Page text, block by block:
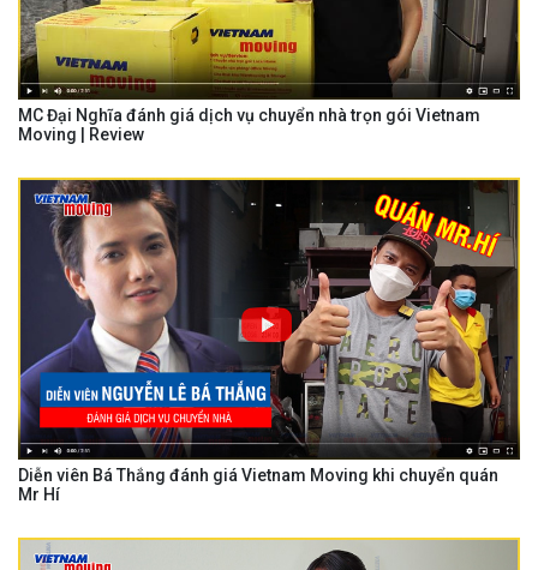
MC Đại Nghĩa đánh giá dịch vụ chuyển nhà trọn gói Vietnam
Moving | Review
Diễn viên Bá Thắng đánh giá Vietnam Moving khi chuyển quán
Mr Hí